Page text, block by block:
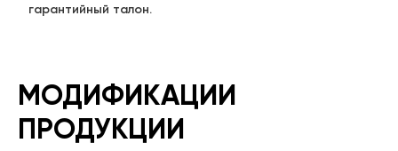
гарантийный талон.
МОДИФИКАЦИИ
ПРОДУКЦИИ